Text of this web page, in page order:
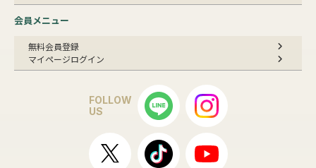
会員メニュー
無料会員登録
マイページログイン
FOLLOW
US